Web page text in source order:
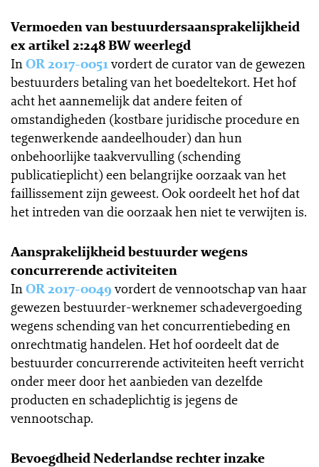
Vermoeden van bestuurdersaansprakelijkheid
ex artikel 2:248 BW weerlegd
InOR 2017-0051vordert de curator van de gewezen
bestuurders betaling van het boedeltekort. Het hof
acht het aannemelijk dat andere feiten of
omstandigheden (kostbare juridische procedure en
tegenwerkende aandeelhouder) dan hun
onbehoorlijke taakvervulling (schending
publicatieplicht) een belangrijke oorzaak van het
faillissement zijn geweest. Ook oordeelt het hof dat
het intreden van die oorzaak hen niet te verwijten is.
Aansprakelijkheid bestuurder wegens
concurrerende activiteiten
InOR 2017-0049 vordert de vennootschap van haar
gewezen bestuurder-werknemer schadevergoeding
wegens schending van het concurrentiebeding en
onrechtmatig handelen. Het hof oordeelt dat de
bestuurder concurrerende activiteiten heeft verricht
onder meer door het aanbieden van dezelfde
producten en schadeplichtig is jegens de
vennootschap.
Bevoegdheid Nederlandse rechter inzake